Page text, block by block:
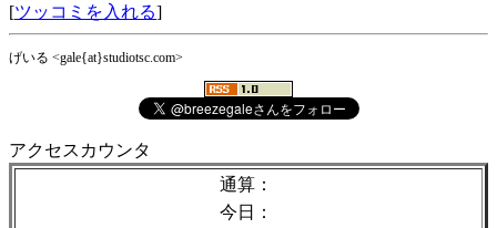
[ツッコミを入れる]
げいる <gale{at}studiotsc.com>
アクセスカウンタ
通算：
今日：